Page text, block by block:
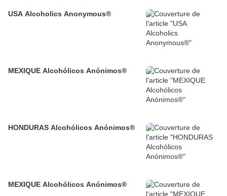
USA Alcoholics Anonymous®
MEXIQUE Alcohólicos Anónimos®
HONDURAS Alcohólicos Anónimos®
MEXIQUE Alcohólicos Anónimos®